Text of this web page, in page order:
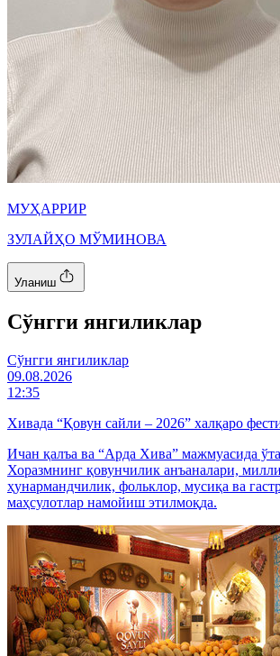
МУҲАРРИР
ЗУЛАЙҲО МЎМИНОВА
Уланиш
Cўнгги янгиликлар
Cўнгги янгиликлар
09.08.2026
12:35
Хивада “Қовун сайли – 2026” халқаро
Ичан қалъа ва “Арда Хива” мажмуасида
Хоразмнинг қовунчилик анъаналари,
ҳунармандчилик, фольклор, мусиқа ва
маҳсулотлар намойиш этилмоқда.